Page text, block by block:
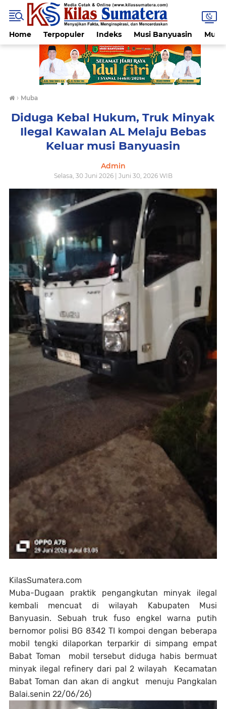
Home Terpopuler Indeks Musi Banyuasin Muba
› Muba
Diduga Kebal Hukum, Truk Minyak
Ilegal Kawalan AL Melaju Bebas
Keluar musi Banyuasin
Admin
Selasa, 30 Juni 2026 | Juni 30, 2026 WIB
KilasSumatera.com
Muba-Dugaan praktik pengangkutan minyak ilegal
kembali mencuat di wilayah Kabupaten Musi
Banyuasin. Sebuah truk fuso engkel warna putih
bernomor polisi BG 8342 TI kompoi dengan beberapa
mobil tengki dilaporkan terparkir di simpang empat
Babat Toman mobil tersebut diduga habis bermuat
minyak ilegal refinery dari pal 2 wilayah Kecamatan
Babat Toman dan akan di angkut menuju Pangkalan
Balai.senin 22/06/26)